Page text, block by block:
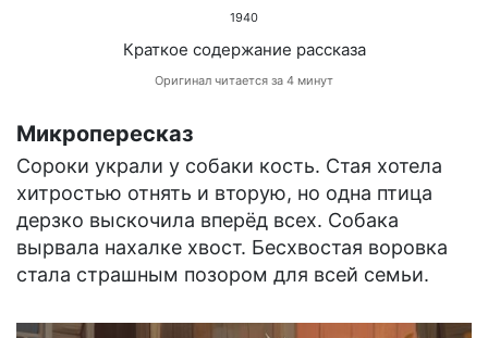
1940
Краткое содержание рассказа
Оригинал читается за 4 минут
Микропересказ
Сороки украли у собаки кость. Стая хотела
хитростью отнять и вторую, но одна птица
дерзко выскочила вперёд всех. Собака
вырвала нахалке хвост. Бесхвостая воровка
стала страшным позором для всей семьи.